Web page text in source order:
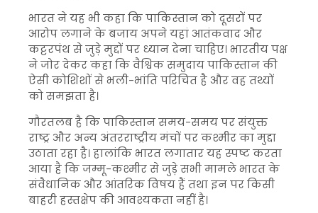
भारत ने यह भी कहा कि पाकिस्तान को दूसरों पर
आरोप लगाने के बजाय अपने यहां आतंकवाद और
कट्टरपंथ से जुड़े मुद्दों पर ध्यान देना चाहिए। भारतीय पक्ष
ने जोर देकर कहा कि वैश्विक समुदाय पाकिस्तान की
ऐसी कोशिशों से भली-भांति परिचित है और वह तथ्यों
को समझता है।
गौरतलब है कि पाकिस्तान समय-समय पर संयुक्त
राष्ट्र और अन्य अंतरराष्ट्रीय मंचों पर कश्मीर का मुद्दा
उठाता रहा है। हालांकि भारत लगातार यह स्पष्ट करता
आया है कि जम्मू-कश्मीर से जुड़े सभी मामले भारत के
संवैधानिक और आंतरिक विषय हैं तथा इन पर किसी
बाहरी हस्तक्षेप की आवश्यकता नहीं है।